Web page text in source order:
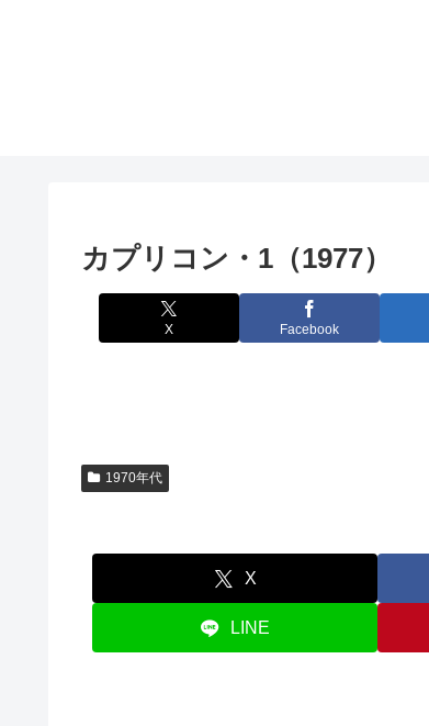
カプリコン・1（1977）
X Facebook
1970年代
X
LINE